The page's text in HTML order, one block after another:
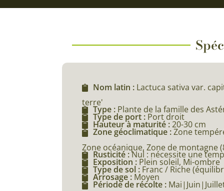
Nom latin : Lactuca sativa var.
terre'
Type : Plante de la famille des
Type de port : Port droit
Hauteur à maturité :20-30 cm
Zone géoclimatique :Zone
Zone océanique, Zone de montagne
Rusticité :Nul : nécessite une
Exposition : Plein soleil, Mi-ombre
Type de sol : Franc / Riche
Arrosage : Moyen
Période de récolte :